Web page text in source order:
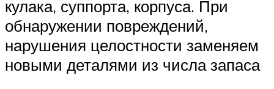
кулака, суппорта, корпуса. При
обнаружении повреждений,
нарушения целостности заменяем
новыми деталями из числа запаса